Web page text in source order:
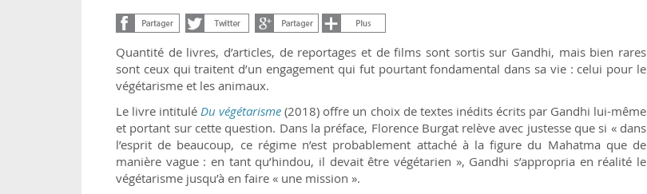
Quantité de livres, d’articles, de reportages et de films sont sortis sur Gandhi, mais bien rares
sont ceux qui traitent d’un engagement qui fut pourtant fondamental dans sa vie : celui pour le
végétarisme et les animaux.
Le livre intitulé Du végétarisme (2018) offre un choix de textes inédits écrits par Gandhi lui-même
et portant sur cette question. Dans la préface, Florence Burgat relève avec justesse que si « dans
l’esprit de beaucoup, ce régime n’est probablement attaché à la figure du Mahatma que de
manière vague : en tant qu’hindou, il devait être végétarien », Gandhi s’appropria en réalité le
végétarisme jusqu’à en faire « une mission ».